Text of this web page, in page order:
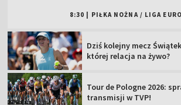
8:30 PIŁKA NOŻNA / LIGA
Dziś kolejny mecz
której relacja na żywo?
Tour de Pologne 2026:
transmisji w TVP!